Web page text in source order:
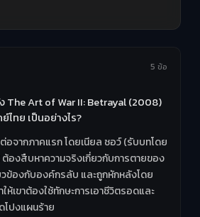
5 ข้อ
The Art of War II: Betrayal (2008)
ทย เป็นอย่างไร?
อจากภาคแรก โดยเนียล ชอว์ (รับบทโดย
องสืบหาความจริงเกี่ยวกับการตายของ
ข้องกับองค์กรลับ และถูกหักหลังโดย
ห้เขาต้องใช้ทักษะการเอาชีวิตรอดและ
โปงแผนร้าย